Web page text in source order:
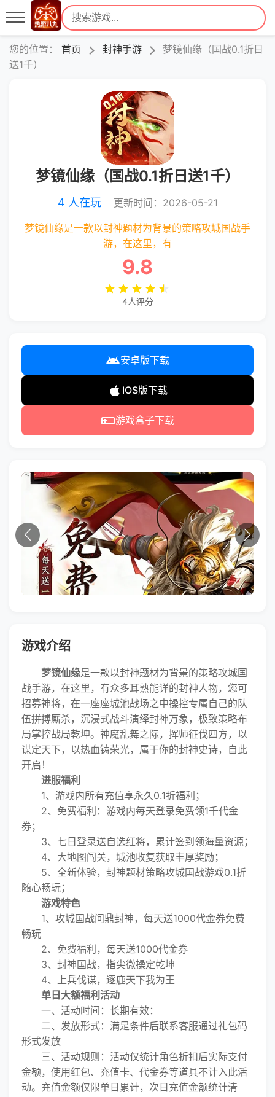
您的位置： 首页 封神手游
梦镜仙缘（国战0.1折日
送1千）
梦镜仙缘（国战0.1折日送1千）
4 人在玩 更新时间：2026-05-21
梦镜仙缘是一款以封神题材为背景的策略攻城国战手
游，在这里，有
9.8
4人评分
安卓版下载
IOS版下载
游戏盒子下载
游戏介绍
梦镜仙缘是一款以封神题材为背景的策略攻城国
战手游，在这里，有众多耳熟能详的封神人物，您可
招募神将，在一座座城池战场之中操控专属自己的队
伍拼搏厮杀，沉浸式战斗演绎封神万象，极致策略布
局掌控战局乾坤。神魔乱舞之际，挥师征伐四方，以
谋定天下，以热血铸荣光，属于你的封神史诗，自此
开启！
进服福利
1、游戏内所有充值享永久0.1折福利；
2、免费福利：游戏内每天登录免费领1千代金
券；
3、七日登录送自选红将，累计签到领海量资源；
4、大地图闯关，城池收复获取丰厚奖励；
5、全新体验，封神题材策略攻城国战游戏0.1折
随心畅玩；
游戏特色
1、攻城国战问鼎封神，每天送1000代金券免费
畅玩
2、免费福利，每天送1000代金券
3、封神国战，指尖微操定乾坤
4、上兵伐谋，逐鹿天下我为王
单日大额福利活动
一、活动时间：长期有效：
二、发放形式：满足条件后联系客服通过礼包码
形式发放
三、活动规则：活动仅统计角色折扣后实际支付
金额，使用红包、充值卡、代金券等道具不计入此活
动。充值金额仅限单日累计，次日充值金额统计清